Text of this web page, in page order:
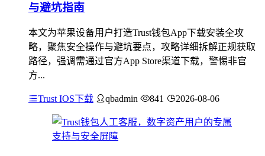
与避坑指南
本文为苹果设备用户打造Trust钱包App下载安装全攻
略，聚焦安全操作与避坑要点，攻略详细拆解正规获取
路径，强调需通过官方App Store渠道下载，警惕非官
方...
Trust IOS下载 qbadmin 841 2026-08-06